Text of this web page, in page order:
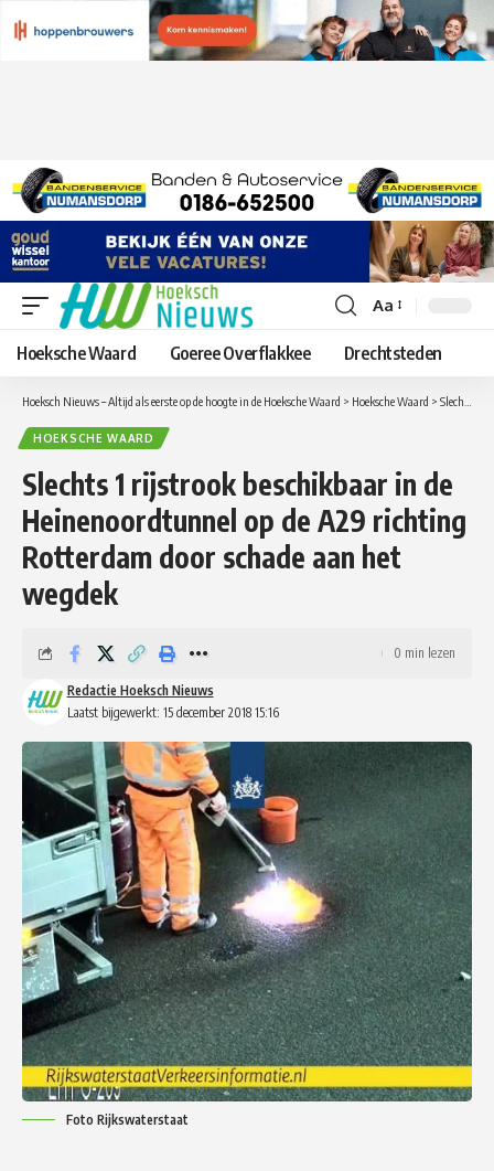
Lettergrootte
aanpassen
Aa
Hoeksche Waard Goeree Overflakkee Drechtsteden
Hoeksch Nieuws – Altijd als eerste op de hoogte in de Hoeksche Waard > Hoeksche Waard > Slechts 1 rijstrook beschikbaar in de Heinenoordtunnel op de A29 richting Rotterdam door schade aan het wegdek
HOEKSCHE WAARD
Slechts 1 rijstrook beschikbaar in de
Heinenoordtunnel op de A29 richting
Rotterdam door schade aan het
wegdek
Laatst bijgewerkt: 15 december 2018 15:16
Redactie Hoeksch Nieuws
0 min lezen
Foto Rijkswaterstaat